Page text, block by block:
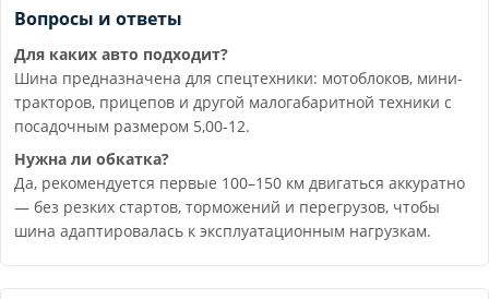
Вопросы и ответы
Для каких авто подходит?
Шина предназначена для спецтехники: мотоблоков, мини-
тракторов, прицепов и другой малогабаритной техники с
посадочным размером 5,00-12.
Нужна ли обкатка?
Да, рекомендуется первые 100–150 км двигаться аккуратно
— без резких стартов, торможений и перегрузов, чтобы
шина адаптировалась к эксплуатационным нагрузкам.